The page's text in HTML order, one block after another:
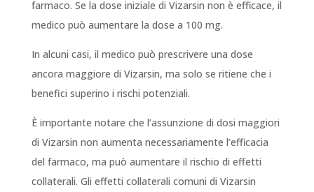
farmaco. Se la dose iniziale di Vizarsin non è efficace, il
medico può aumentare la dose a 100 mg.
In alcuni casi, il medico può prescrivere una dose
ancora maggiore di Vizarsin, ma solo se ritiene che i
benefici superino i rischi potenziali.
È importante notare che l’assunzione di dosi maggiori
di Vizarsin non aumenta necessariamente l’efficacia
del farmaco, ma può aumentare il rischio di effetti
collaterali. Gli effetti collaterali comuni di Vizarsin